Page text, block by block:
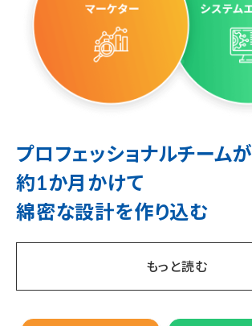
プロフェッショナルチームが
約1か月かけて
綿密な設計を作り込む
もっと読む